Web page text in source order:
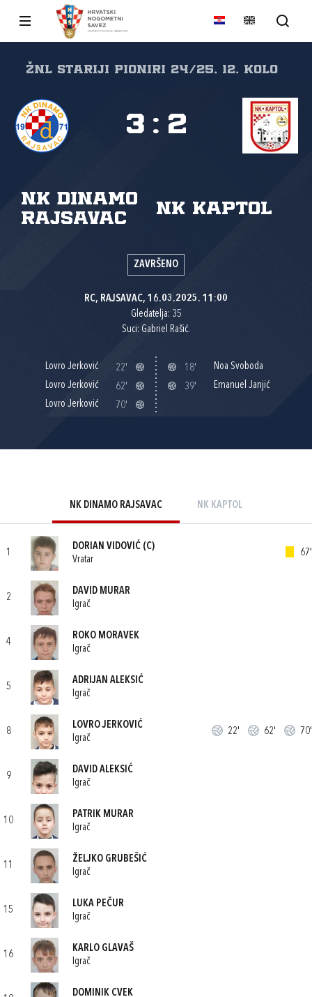
ŽNL stariji pioniri 24/25, 12. kolo
NK Dinamo
Rajsavac
NK Kaptol
3 : 2
ZAVRŠENO
RC, RAJSAVAC, 16.03.2025. 11:00
Gledatelja: 35
Suci: Gabriel Rašić.
Lovro Jerković
22'
Lovro Jerković
62'
Lovro Jerković
70'
18'
Noa Svoboda
39'
Emanuel Janjić
NK DINAMO RAJSAVAC NK KAPTOL
1
DORIAN VIDOVIĆ (C)
Vratar
67'
2
DAVID MURAR
Igrač
4
ROKO MORAVEK
Igrač
5
ADRIJAN ALEKSIĆ
Igrač
8
LOVRO JERKOVIĆ
Igrač
22' 62' 70'
9
DAVID ALEKSIĆ
Igrač
10
PATRIK MURAR
Igrač
11
ŽELJKO GRUBEŠIĆ
Igrač
15
LUKA PEČUR
Igrač
16
KARLO GLAVAŠ
Igrač
DOMINIK CVEK